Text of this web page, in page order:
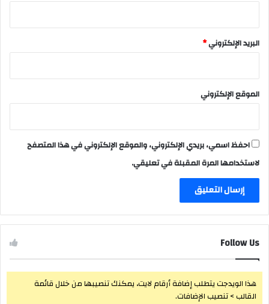
البريد الإلكتروني*
الموقع الإلكتروني
احفظ اسمي، بريدي الإلكتروني، والموقع الإلكتروني في هذا المتصفح
لاستخدامها المرة المقبلة في تعليقي.
Follow Us
هذا الويدجت يتطلب إضافة أرقام لايت، يمكنك تنصيبها من خلال قائمة
القالب > تنصيب الإضافات.